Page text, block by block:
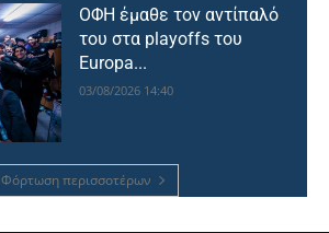
ΟΦΗ έμαθε τον αντίπαλό
του στα playoffs του
Europa...
03/08/2026 14:40
Φόρτωση περισσοτέρων